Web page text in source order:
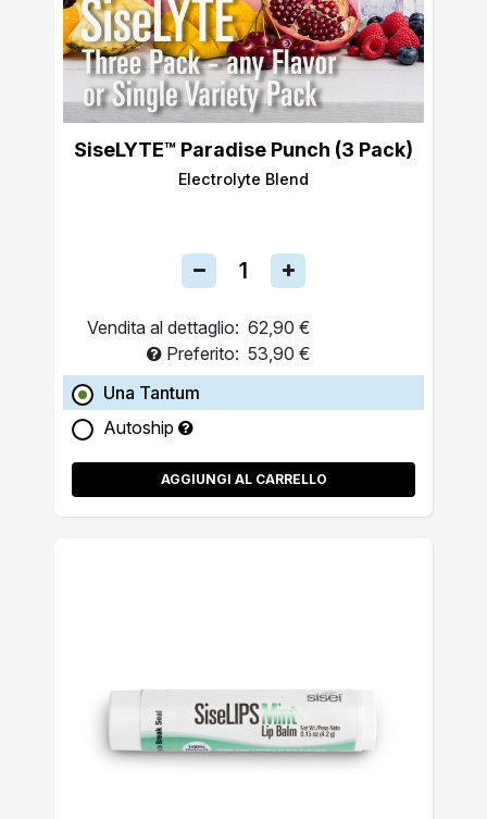
SiseLYTE™ Paradise Punch (3 Pack)
Electrolyte Blend
Vendita al dettaglio: 62,90 €
Preferito: 53,90 €
Una Tantum
Autoship
AGGIUNGI AL CARRELLO